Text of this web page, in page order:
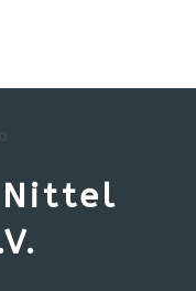
Nittel